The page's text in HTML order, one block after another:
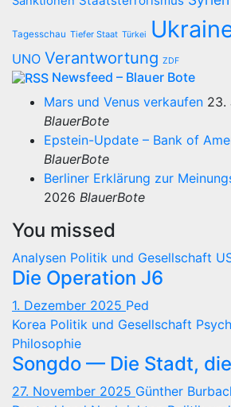
Tagesschau Tiefer Staat Türkei
UNO Verantwortung ZDF
Newsfeed – Blauer Bote
Mars und Venus verkaufen 23.
BlauerBote
Epstein-Update – Bank of
BlauerBote
Berliner Erklärung zur
2026 BlauerBote
You missed
Analysen Politik und Gesellschaft
Die Operation J6
1. Dezember 2025 Ped
Korea Politik und Gesellschaft
Philosophie
Songdo — Die Stadt,
27. November 2025 Günther